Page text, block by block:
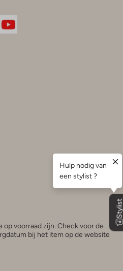
voorraad zijn. Check voor de
bij het item op de website